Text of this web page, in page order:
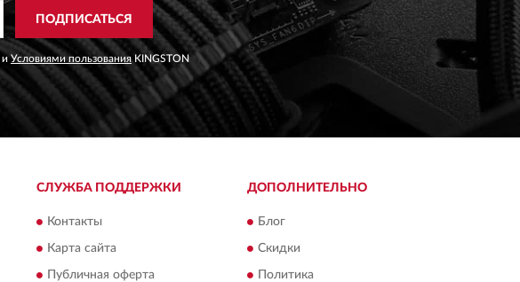
ПОДПИСАТЬСЯ
иУсловиями пользованияKINGSTON
СЛУЖБА ПОДДЕРЖКИ
Контакты
Карта сайта
Публичная оферта
ДОПОЛНИТЕЛЬНО
Блог
Скидки
Политика